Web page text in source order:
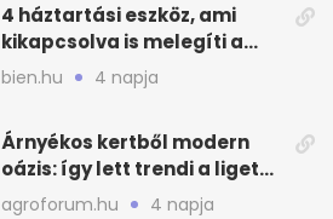
4 háztartási eszköz, ami
kikapcsolva is melegíti a
lakást
bien.hu 4 napja
Árnyékos kertből modern
oázis: így lett trendi a ligetes
zöld
agroforum.hu 4 napja